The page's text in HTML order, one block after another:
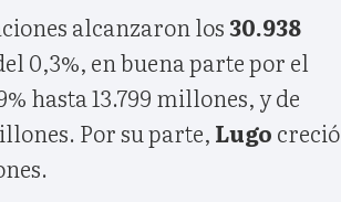
alcanzaron los30.938
0,3%, en buena parte por el
hasta 13.799 millones, y de
Por su parte, Lugo creció